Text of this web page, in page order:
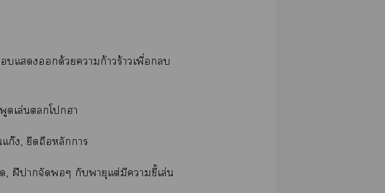
แด้วยาก้าวร้าวเพื่อกลบ
เล่นโา
ก๊ง, ยึดถือหลักา
ฝีาจัดๆ กับพายุแต่มีาขี้เล่น